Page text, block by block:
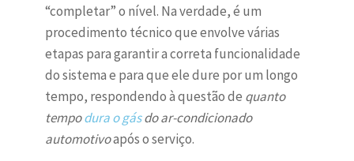
“completar” o nível. Na verdade, é um
procedimento técnico que envolve várias
etapas para garantir a correta funcionalidade
do sistema e para que ele dure por um longo
tempo, respondendo à questão de quanto
tempodura o gásdo ar-condicionado
automotivoapós o serviço.